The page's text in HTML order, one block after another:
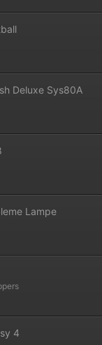
Deluxe Sys80A
Lampe
4